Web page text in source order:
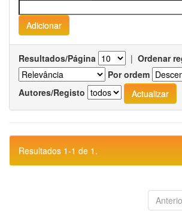
Resultados/Página | Ordenar
Por ordem
Autores/Registo
Resultados 1-1 de 1.